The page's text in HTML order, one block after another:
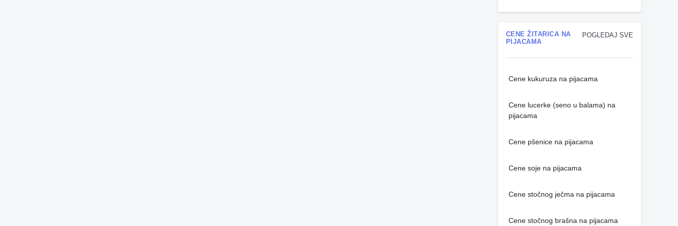
POGLEDAJ SVE
CENE ŽITARICA NA
PIJACAMA
Cene kukuruza na pijacama
Cene lucerke (seno u balama) na
pijacama
Cene pšenice na pijacama
Cene soje na pijacama
Cene stočnog ječma na pijacama
Cene stočnog brašna na pijacama